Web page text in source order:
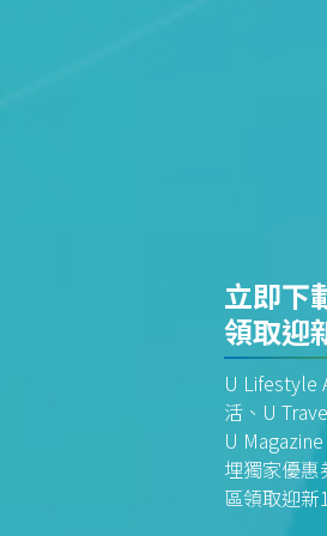
立即下
領取迎
U Lifestyle
活、U
U
埋獨家優
區領取迎新